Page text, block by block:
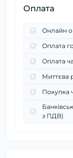
Оплата
Онлайн
Оплата
Оплата
Миттєва
Покупка
з ПДВ)